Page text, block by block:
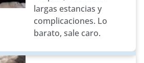
largas estancias y
complicaciones. Lo
barato, sale caro.